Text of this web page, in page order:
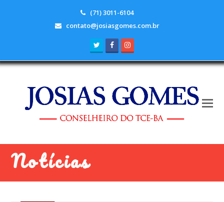
(71) 3011-6104
contato@josiasgomes.com.br
TwitterFacebook
Notícias